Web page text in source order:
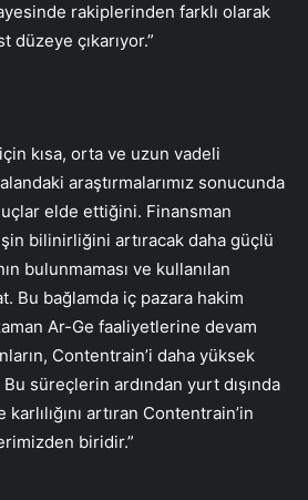
rakiplerinden farklı olarak
çıkarıyor.”
kısa, orta ve uzun vadeli
araştırmalarımız sonucunda
elde ettiğini. Finansman
bilinirliğini artıracak daha güçlü
bulunmaması ve kullanılan
Bu bağlamda iç pazara hakim
Ar-Ge faaliyetlerine devam
Contentrain’i daha yüksek
süreçlerin ardından yurt dışında
artıran Contentrain’in
biridir.”